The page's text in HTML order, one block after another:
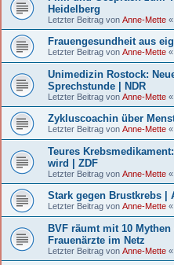
Heidelberg
Letzter Beitrag von Anne-Mette «
Frauengesundheit aus
Letzter Beitrag von Anne-Mette «
Unimedizin Rostock:
Sprechstunde | NDR
Letzter Beitrag von Anne-Mette «
Zykluscoachin über
Letzter Beitrag von Anne-Mette «
Teures
wird | ZDF
Letzter Beitrag von Anne-Mette «
Stark gegen Brustkrebs |
Letzter Beitrag von Anne-Mette «
BVF räumt mit 10
Frauenärzte im Netz
Letzter Beitrag von Anne-Mette «